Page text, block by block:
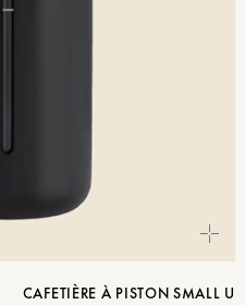
CAFETIÈRE À PISTON SMALL U